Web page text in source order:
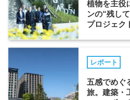
植物を主役
ンの“残し
プロジェク
レポート
五感でめぐ
旅。建築・